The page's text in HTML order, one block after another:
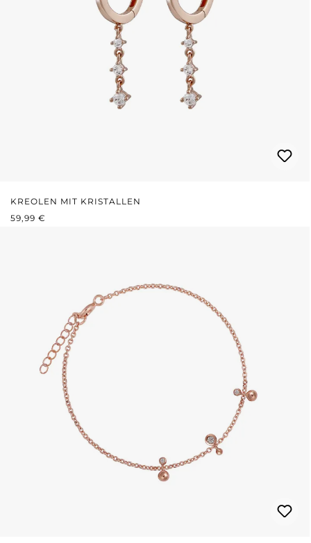
KREOLEN MIT KRISTALLEN
REGULÄRER PREIS:
59,99 €